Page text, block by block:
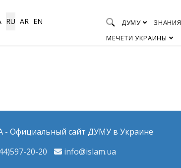
язык
RU AR EN ДУМУ ЗНАНИЯ
МЕЧЕТИ УКРАИНЫ
- Официальный сайт ДУМУ в Украине
20-20
info@islam.ua